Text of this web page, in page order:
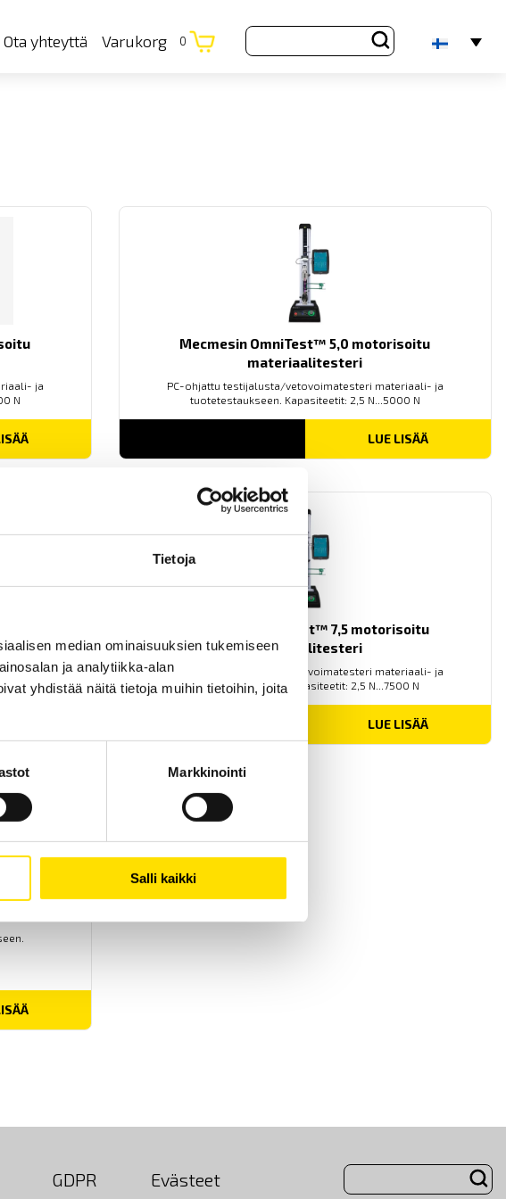
Tietoja
median ominaisuuksien tukemiseen
ja analytiikka-alan
yhdistää näitä tietoja muihin tietoihin, joita
Markkinointi
Salli kaikki
Ota yhteyttä Varukorg 0
ja
N
Mecmesin OmniTest™ 5,0 motorisoitu
materiaalitesteri
PC-ohjattu testijalusta/vetovoimatesteri materiaali- ja
tuotetestaukseen. Kapasiteetit: 2,5 N...5000 N
LUE LISÄÄ
ja
kN
Mecmesin OmniTest™ 7,5 motorisoitu
materiaalitesteri
PC-ohjattu testijalusta/vetovoimatesteri materiaali- ja
tuotetestaukseen. Kapasiteetit: 2,5 N...7500 N
LUE LISÄÄ
GDPR Evästeet